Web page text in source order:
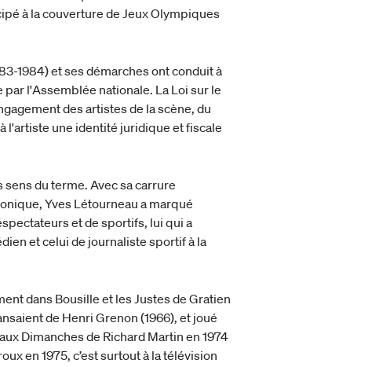
à la couverture de Jeux Olympiques
1984) et ses démarches ont conduit à
l'Assemblée nationale. La Loi sur le
des artistes de la scène, du
l'artiste une identité juridique et fiscale
du terme. Avec sa carrure
Yves Létourneau a marqué
et de sportifs, lui qui a
et celui de journaliste sportif à la
dans Bousille et les Justes de Gratien
de Henri Grenon (1966), et joué
Dimanches de Richard Martin en 1974
en 1975, c’est surtout à la télévision